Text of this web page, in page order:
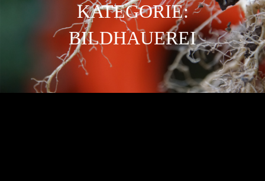
KATEGORIE:
BILDHAUEREI